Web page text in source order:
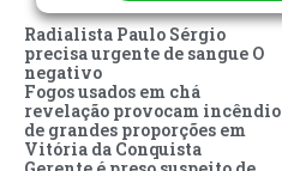
Radialista Paulo Sérgio
precisa urgente de sangue O
negativo
Fogos usados em chá
revelação provocam incêndio
de grandes proporções em
Vitória da Conquista